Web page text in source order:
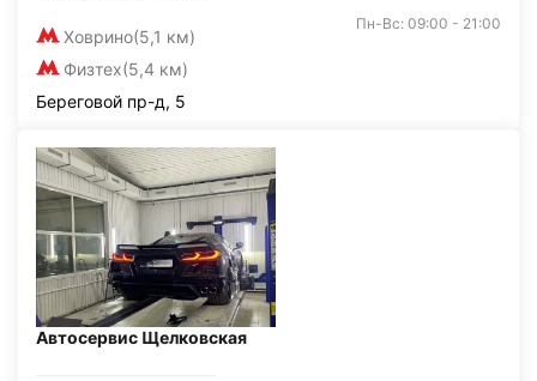
Ховрино(5,1 км)
Физтех(5,4 км)
Пн-Вс: 09:00 - 21:00
Береговой пр-д, 5
Автосервис Щелковская